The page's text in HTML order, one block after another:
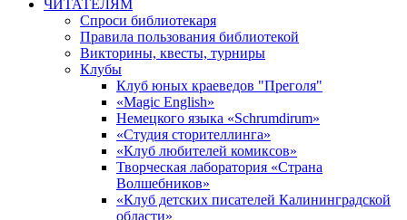
ЧИТАТЕЛЯМ
Спроси библиотекаря
Правила пользования библиотекой
Викторины, квесты, турниры
Клубы
Клуб юных краеведов "Преголя"
«Magic English»
Немецкого языка «Schrumdirum»
«Студия сторителлинга»
«Клуб любителей комиксов»
Творческая лаборатория «Страна
Волшебников»
«Клуб детских писателей Калининградской
области»